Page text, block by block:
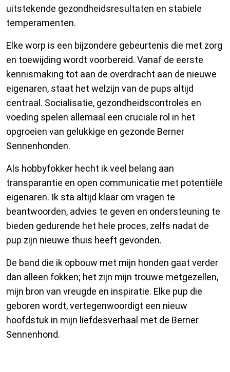
uitstekende gezondheidsresultaten en stabiele
temperamenten.
Elke worp is een bijzondere gebeurtenis die met zorg
en toewijding wordt voorbereid. Vanaf de eerste
kennismaking tot aan de overdracht aan de nieuwe
eigenaren, staat het welzijn van de pups altijd
centraal. Socialisatie, gezondheidscontroles en
voeding spelen allemaal een cruciale rol in het
opgroeien van gelukkige en gezonde Berner
Sennenhonden.
Als hobbyfokker hecht ik veel belang aan
transparantie en open communicatie met potentiële
eigenaren. Ik sta altijd klaar om vragen te
beantwoorden, advies te geven en ondersteuning te
bieden gedurende het hele proces, zelfs nadat de
pup zijn nieuwe thuis heeft gevonden.
De band die ik opbouw met mijn honden gaat verder
dan alleen fokken; het zijn mijn trouwe metgezellen,
mijn bron van vreugde en inspiratie. Elke pup die
geboren wordt, vertegenwoordigt een nieuw
hoofdstuk in mijn liefdesverhaal met de Berner
Sennenhond.